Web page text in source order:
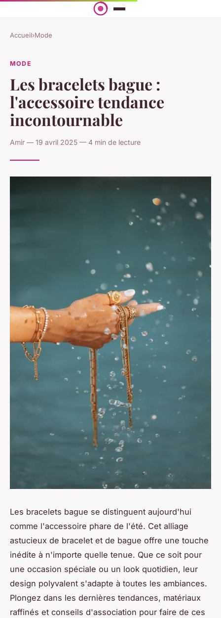
Accueil›Mode
MODE
Les bracelets bague :
l'accessoire tendance
incontournable
Amir — 19 avril 2025 — 4 min de lecture
Les bracelets bague se distinguent aujourd'hui
comme l'accessoire phare de l'été. Cet alliage
astucieux de bracelet et de bague offre une touche
inédite à n'importe quelle tenue. Que ce soit pour
une occasion spéciale ou un look quotidien, leur
design polyvalent s'adapte à toutes les ambiances.
Plongez dans les dernières tendances, matériaux
raffinés et conseils d'association pour faire de ces